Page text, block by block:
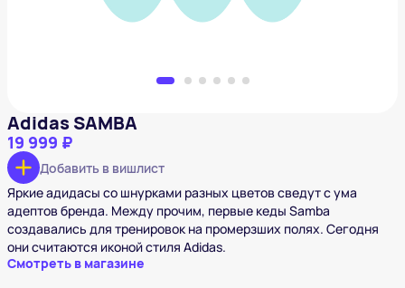
Adidas SAMBA
19 999 ₽
Добавить в вишлист
Яркие адидасы со шнурками разных цветов сведут с ума
адептов бренда. Между прочим, первые кеды Samba
создавались для тренировок на промерзших полях. Сегодня
они считаются иконой стиля Adidas.
Смотреть в магазине